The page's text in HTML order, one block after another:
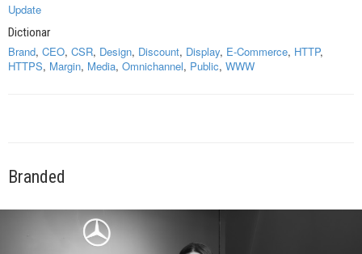
Update
Dictionar
Brand, CEO, CSR, Design, Discount, Display, E-Commerce, HTTP,
HTTPS, Margin, Media, Omnichannel, Public, WWW
Branded